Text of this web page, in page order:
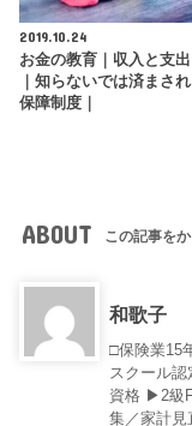
2019.10.24
お金の教育｜収入と支
｜知らないでは済まさ
保障制度｜
ABOUT この記事を
和歌子
□保険業15
スクール
資格 ▶︎2級
集／家計見